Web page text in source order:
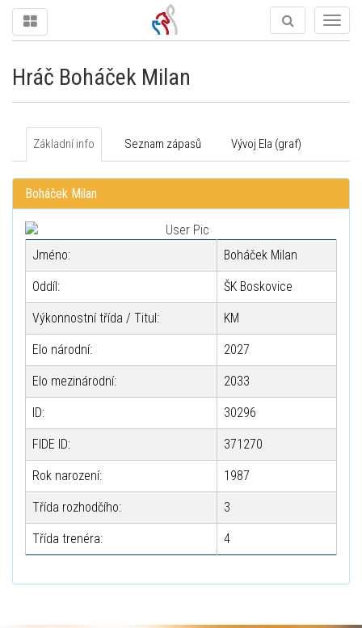
Hráč Boháček Milan
Základní info Seznam zápasů Vývoj Ela (graf)
Boháček Milan
Jméno: Boháček Milan
Oddíl: ŠK Boskovice
Výkonnostní třída / Titul: KM
Elo národní: 2027
Elo mezinárodní: 2033
ID: 30296
FIDE ID: 371270
Rok narození: 1987
Třída rozhodčího: 3
Třída trenéra: 4